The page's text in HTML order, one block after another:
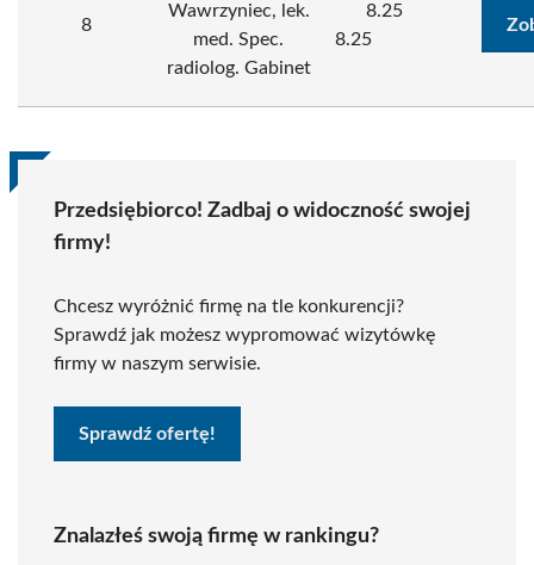
8
Wawrzyniec, lek.
med. Spec.
radiolog. Gabinet
8.25
8.25
Przedsiębiorco! Zadbaj o widoczność swojej
firmy!
Chcesz wyróżnić firmę na tle konkurencji?
Sprawdź jak możesz wypromować wizytówkę
firmy w naszym serwisie.
Sprawdź ofertę!
Znalazłeś swoją firmę w rankingu?